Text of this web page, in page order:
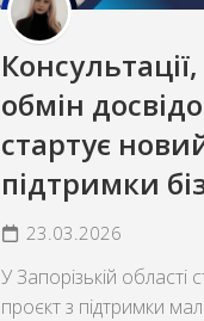
обмін
стартує
підтримки
23.03.2026
У Запорізькій області
проєкт з підтримки